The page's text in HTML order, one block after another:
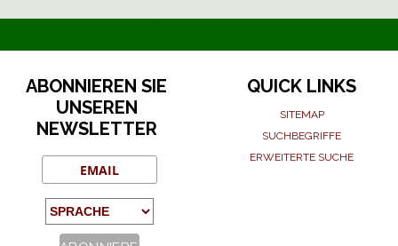
ABONNIEREN SIE
UNSEREN
NEWSLETTER
QUICK LINKS
SITEMAP
SUCHBEGRIFFE
ERWEITERTE SUCHE